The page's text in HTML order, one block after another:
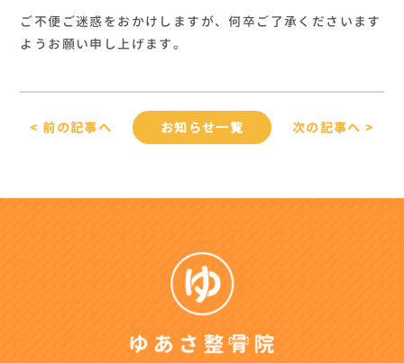
ご不便ご迷惑をおかけしますが、何卒ご了承くださいます
ようお願い申し上げます。
< 前の記事へ お知らせ一覧 次の記事へ >